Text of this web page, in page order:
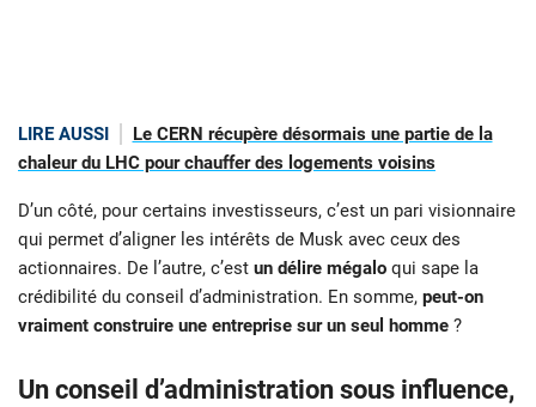
LIRE AUSSI
Le CERN récupère désormais une partie de la
chaleur du LHC pour chauffer des logements voisins
D’un côté, pour certains investisseurs, c’est un pari visionnaire
qui permet d’aligner les intérêts de Musk avec ceux des
actionnaires. De l’autre, c’est un délire mégalo qui sape la
crédibilité du conseil d’administration. En somme, peut-on
vraiment construire une entreprise sur un seul homme ?
Un conseil d’administration sous influence,